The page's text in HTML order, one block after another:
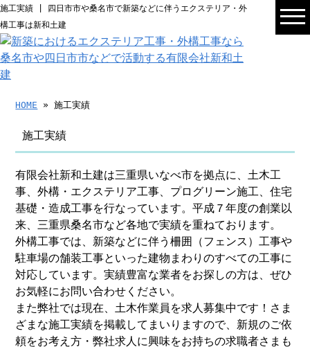
施工実績 | 四日市市や桑名市で新築などに伴うエクステリア・外
構工事は新和土建
HOME » 施工実績
施工実績
有限会社新和土建は三重県いなべ市を拠点に、土木工
事、外構・エクステリア工事、プログリーン施工、住宅
基礎・造成工事を行なっています。平成７年度の創業以
来、三重県桑名市など各地で実績を重ねております。
外構工事では、新築などに伴う柵囲（フェンス）工事や
駐車場の舗装工事といった建物まわりのすべての工事に
対応しています。実績豊富な業者をお探しの方は、ぜひ
お気軽にお問い合わせください。
また弊社では現在、土木作業員を求人募集中です！さま
ざまな施工実績を掲載してまいりますので、新規のご依
頼をお考え方・弊社求人に興味をお持ちの求職者さまも